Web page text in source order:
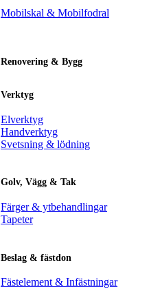
Mobilskal & Mobilfodral
Renovering & Bygg
Verktyg
Elverktyg
Handverktyg
Svetsning & lödning
Golv, Vägg & Tak
Färger & ytbehandlingar
Tapeter
Beslag & fästdon
Fästelement & Infästningar